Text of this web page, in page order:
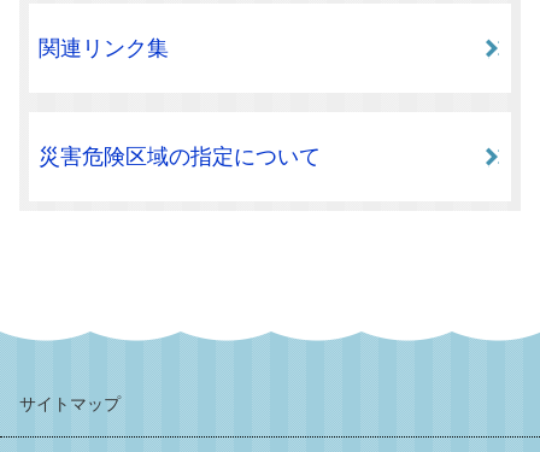
関連リンク集
災害危険区域の指定について
サイトマップ